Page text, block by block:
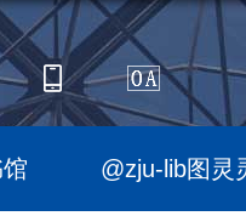
@zju-lib图灵